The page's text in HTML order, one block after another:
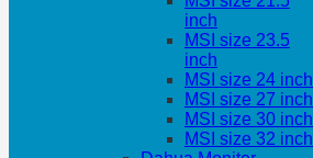
inch
MSI size 23.5
inch
MSI size 24 inch
MSI size 27 inch
MSI size 30 inch
MSI size 32 inch